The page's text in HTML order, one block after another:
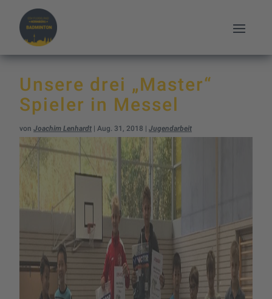
Unsere drei „Master“
Spieler in Messel
von Joachim Lenhardt | Aug. 31, 2018 | Jugendarbeit